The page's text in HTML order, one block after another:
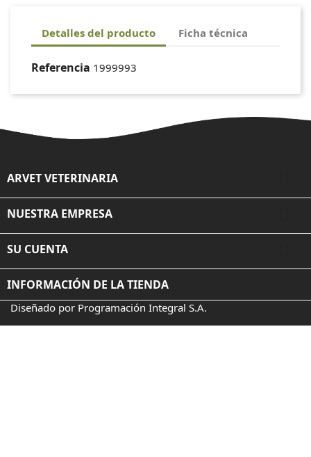
Detalles del producto Ficha técnica
Referencia 1999993
ARVET VETERINARIA
NUESTRA EMPRESA
SU CUENTA
INFORMACIÓN DE LA TIENDA
Diseñado por Programación Integral S.A.